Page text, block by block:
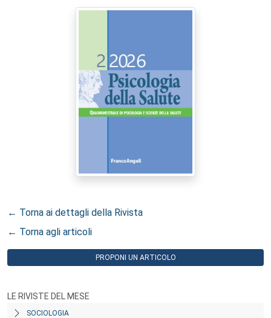
← Torna ai dettagli della Rivista
← Torna agli articoli
PROPONI UN ARTICOLO
LE RIVISTE DEL MESE
SOCIOLOGIA